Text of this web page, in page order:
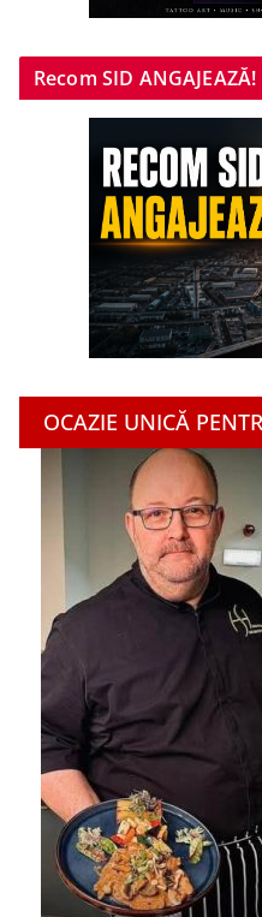
Recom SID ANGAJEAZĂ!
OCAZIE UNICĂ